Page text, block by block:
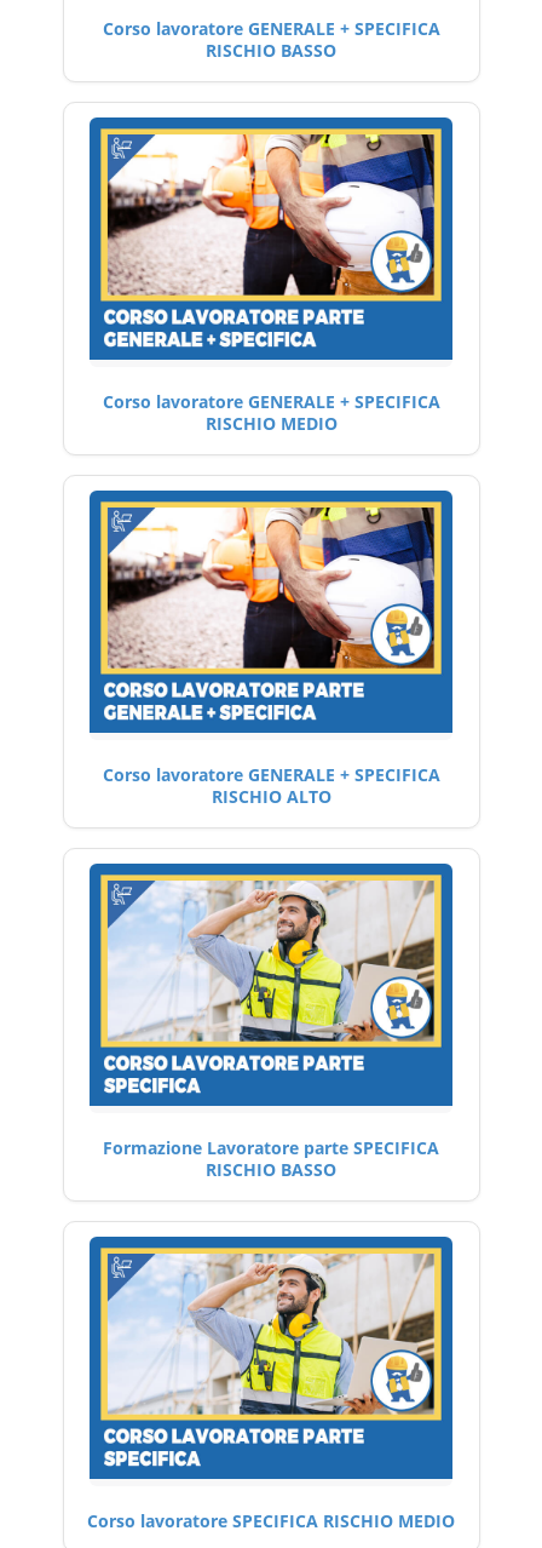
Corso lavoratore GENERALE + SPECIFICA
RISCHIO BASSO
Corso lavoratore GENERALE + SPECIFICA
RISCHIO MEDIO
Corso lavoratore GENERALE + SPECIFICA
RISCHIO ALTO
Formazione Lavoratore parte SPECIFICA
RISCHIO BASSO
Corso lavoratore SPECIFICA RISCHIO MEDIO